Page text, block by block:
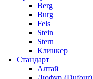
Berg
Burg
Fels
Stein
Stern
Клинкер
Стандарт
Алтай